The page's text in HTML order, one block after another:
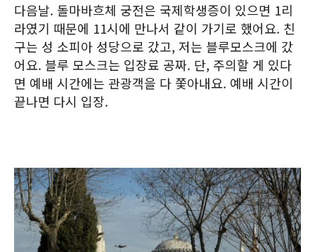
다음날. 돌마바흐체 궁전은 국제학생증이 있으면 1리
라였기 때문에 11시에 만나서 같이 가기로 했어요. 친
구는 성 소피아 성당으로 갔고, 저는 블루모스크에 갔
어요. 블루 모스크는 입장료 공짜. 단, 주의할 게 있다
면 예배 시간에는 관광객을 다 쫓아내요. 예배 시간이
끝나면 다시 입장.